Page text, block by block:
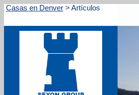
Casas en Denver > Artículos